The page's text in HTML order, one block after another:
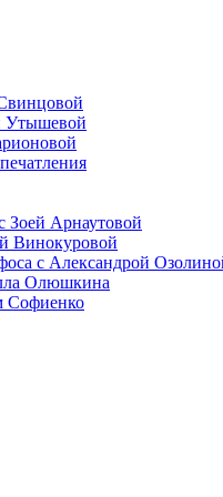
Утышевой
Зоей Арнаутовой
Винокуровой
с Александрой
Олюшкина
Софиенко